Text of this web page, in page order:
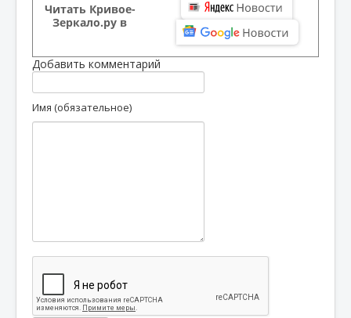
Читать Кривое-
Зеркало.ру в
Добавить комментарий
Имя (обязательное)